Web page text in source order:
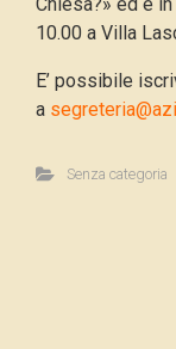
10.00 a Villa
E’ possibile
a
Senza categoria